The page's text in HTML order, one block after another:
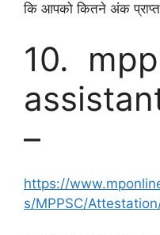
कि आपको कितने अंक
10.
–
https://
s/MPPSC/